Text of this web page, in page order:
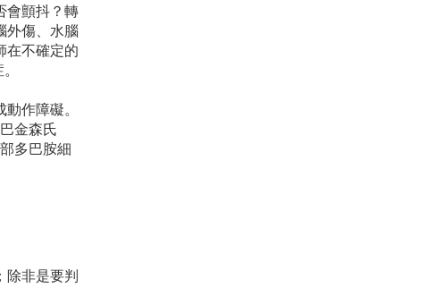
會顫抖？轉
外傷、水腦
在不確定的
作障礙。
金森氏
多巴胺細
除非是要判